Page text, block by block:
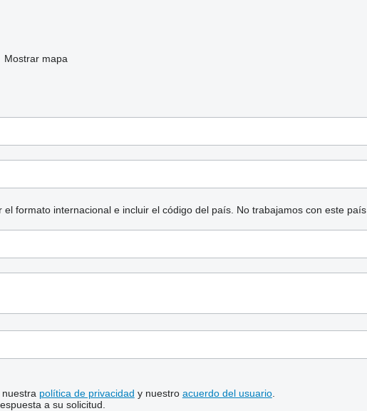
Mostrar mapa
formato internacional e incluir el código del país. No trabajamos con este país
política de privacidad y nuestro acuerdo del usuario.
a su solicitud.